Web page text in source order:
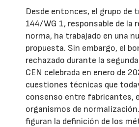
Desde entonces, el grupo de
144/WG 1, responsable de la
norma, ha trabajado en una
propuesta. Sin embargo, el
rechazado durante la
CEN celebrada en enero de
cuestiones técnicas que
consenso entre fabricantes,
organismos de
figuran la definición de los